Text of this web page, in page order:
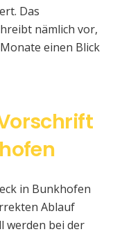
Das
nämlich vor,
einen Blick
in Bunkhofen
Ablauf
werden bei der